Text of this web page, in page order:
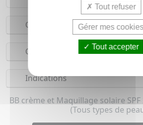
Conseils d'utilisation
Composition
Indications
BB crème et Maquillage solaire
(Tous types de
Tout refuser
Gérer mes cookies
Tout accepter